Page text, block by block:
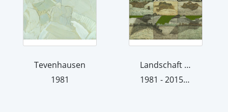
Tevenhausen
1981
Landschaft 81 V
1981 - 2015 (übermalt 2015)